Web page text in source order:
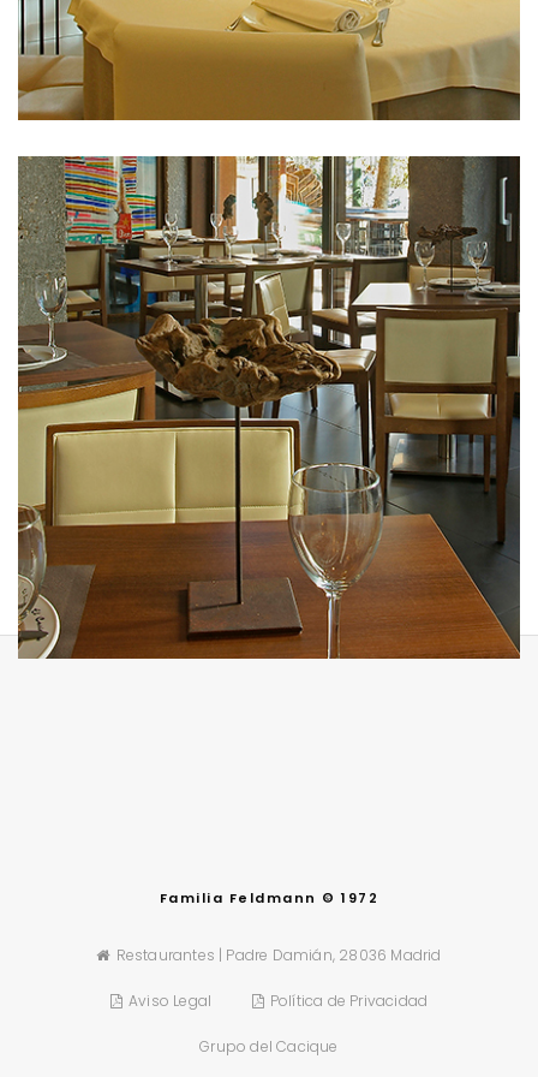
Familia Feldmann © 1972
Restaurantes | Padre Damián, 28036 Madrid
Aviso Legal Política de Privacidad
Grupo del Cacique